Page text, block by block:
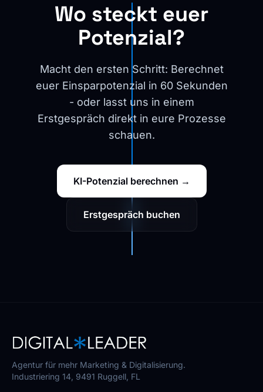
Wo steckt euer
Potenzial?
Macht den ersten Schritt: Berechnet
euer Einsparpotenzial in 60 Sekunden
- oder lasst uns in einem
Erstgespräch direkt in eure Prozesse
schauen.
KI-Potenzial berechnen →
Erstgespräch buchen
Agentur für mehr Marketing & Digitalisierung.
Industriering 14, 9491 Ruggell, FL